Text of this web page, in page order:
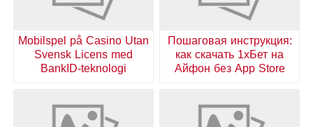
Пошаговая инструкция:
как скачать 1хБет на
Айфон без App Store
Mobilspel på Casino Utan
Svensk Licens med
BankID-teknologi